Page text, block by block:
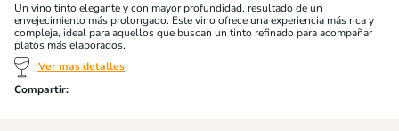
Un vino tinto elegante y con mayor profundidad, resultado de un
envejecimiento más prolongado. Este vino ofrece una experiencia más rica y
compleja, ideal para aquellos que buscan un tinto refinado para acompañar
platos más elaborados.
Ver mas detalles